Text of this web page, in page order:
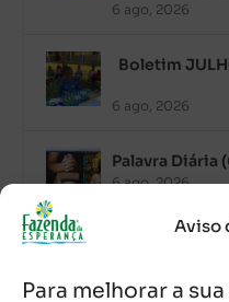
Aviso
Para melhorar a
6 ago, 2026
Boletim
6 ago, 2026
Palavra
6 ago, 2026
de